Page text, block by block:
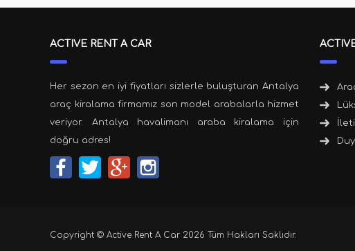
Kiralama
gülümsemeyle
ACTIVE RENT A CAR
Her sezon en iyi fiyatları sizlerle buluşturan Antalya
araç kiralama firmamız son model arabalarla hizmet
veriyor. Antalya havalimanı araba kiralama için
doğru adres!
Copyright © Active Rent A Car 2026 Tüm Hakları Saklıdır.